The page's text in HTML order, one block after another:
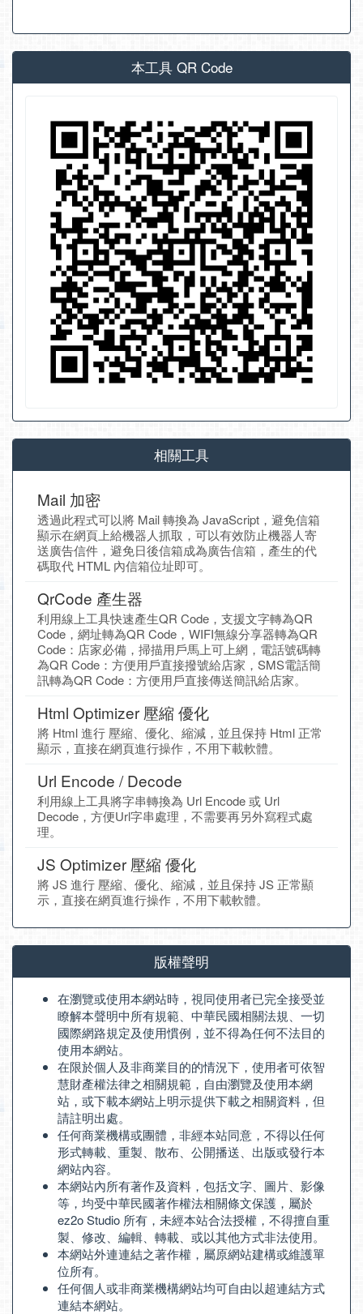
本工具 QR Code
相關工具
Mail 加密
透過此程式可以將 Mail 轉換為 JavaScript，避免信箱
顯示在網頁上給機器人抓取，可以有效防止機器人寄
送廣告信件，避免日後信箱成為廣告信箱，產生的代
碼取代 HTML 內信箱位址即可。
QrCode 產生器
利用線上工具快速產生QR Code，支援文字轉為QR
Code，網址轉為QR Code，WIFI無線分享器轉為QR
Code：店家必備，掃描用戶馬上可上網，電話號碼轉
為QR Code：方便用戶直接撥號給店家，SMS電話簡
訊轉為QR Code：方便用戶直接傳送簡訊給店家。
Html Optimizer 壓縮 優化
將 Html 進行 壓縮、優化、縮減，並且保持 Html 正常
顯示，直接在網頁進行操作，不用下載軟體。
Url Encode / Decode
利用線上工具將字串轉換為 Url Encode 或 Url
Decode，方便Url字串處理，不需要再另外寫程式處
理。
JS Optimizer 壓縮 優化
將 JS 進行 壓縮、優化、縮減，並且保持 JS 正常顯
示，直接在網頁進行操作，不用下載軟體。
版權聲明
在瀏覽或使用本網站時，視同使用者已完全接受並
瞭解本聲明中所有規範、中華民國相關法規、一切
國際網路規定及使用慣例，並不得為任何不法目的
使用本網站。
在限於個人及非商業目的的情況下，使用者可依智
慧財產權法律之相關規範，自由瀏覽及使用本網
站，或下載本網站上明示提供下載之相關資料，但
請註明出處。
任何商業機構或團體，非經本站同意，不得以任何
形式轉載、重製、散布、公開播送、出版或發行本
網站內容。
本網站內所有著作及資料，包括文字、圖片、影像
等，均受中華民國著作權法相關條文保護，屬於
ez2o Studio 所有，未經本站合法授權，不得擅自重
製、修改、編輯、轉載、或以其他方式非法使用。
本網站外連連結之著作權，屬原網站建構或維護單
位所有。
任何個人或非商業機構網站均可自由以超連結方式
連結本網站。